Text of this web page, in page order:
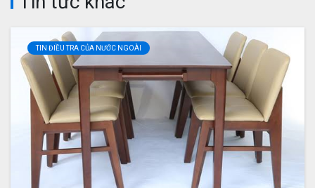
TIN ĐIỀU TRA CỦA NƯỚC NGOÀI